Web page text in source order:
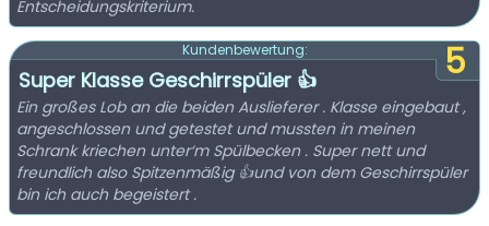
Entscheidungskriterium.
5
Kundenbewertung:
Super Klasse Geschirrspüler 👍
Ein großes Lob an die beiden Auslieferer . Klasse eingebaut ,
angeschlossen und getestet und mussten in meinen
Schrank kriechen unter‘m Spülbecken . Super nett und
freundlich also Spitzenmäßig 👍und von dem Geschirrspüler
bin ich auch begeistert .